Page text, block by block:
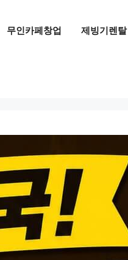
무인카페창업 제빙기렌탈